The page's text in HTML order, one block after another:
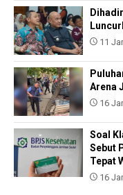
11
Arena
16
Soal
Sebut
Tepat
16